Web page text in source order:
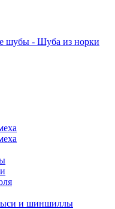
шубы - Шуба из норки
и шиншиллы